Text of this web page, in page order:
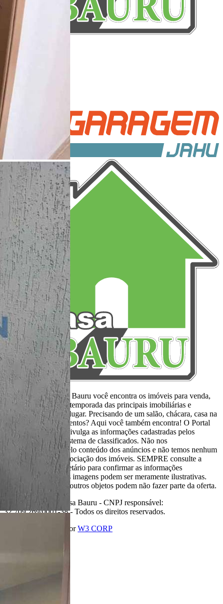
Aqui, no Portal Casa Bauru você encontra os imóveis para venda,
locação e aluguel de temporada das principais imobiliárias e
corretores em um só lugar. Precisando de um salão, chácara, casa na
praia ou sítio para eventos? Aqui você também encontra! O Portal
Casa Bauru apenas divulga as informações cadastradas pelos
usuários como um sistema de classificados. Não nos
responsabilizamos pelo conteúdo dos anúncios e não temos nenhum
envolvimento na negociação dos imóveis. SEMPRE consulte a
imobiliária ou proprietário para confirmar as informações
anunciadas. Algumas imagens podem ser meramente ilustrativas.
Itens de decoração e outros objetos podem não fazer parte da oferta.
2011-2026 Portal Casa Bauru - CNPJ responsável:
32.709.269/0001-38 - Todos os direitos reservados.
porW3 CORP